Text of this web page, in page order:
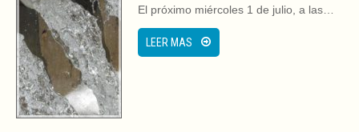
El próximo miércoles 1 de julio, a las…
LEER MAS